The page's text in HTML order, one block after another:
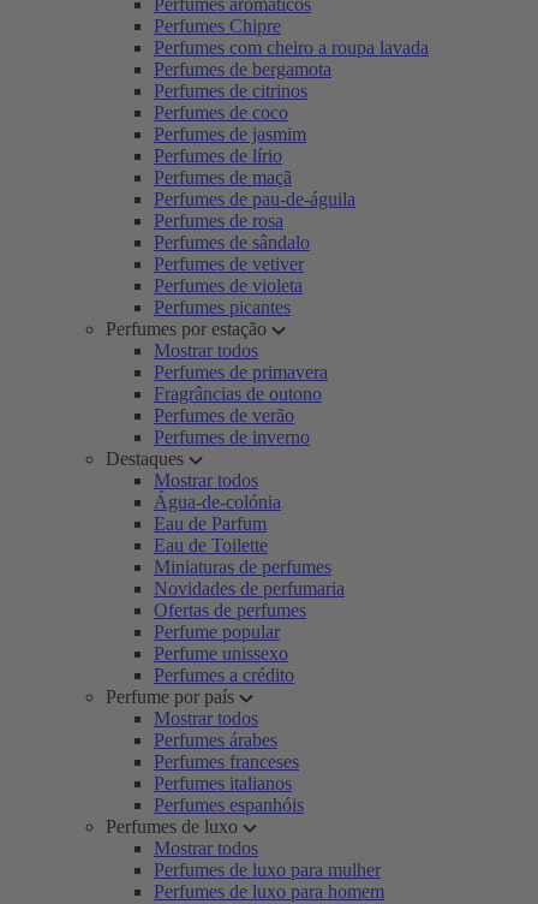
Perfumes aromáticos
Perfumes Chipre
Perfumes com cheiro a roupa lavada
Perfumes de bergamota
Perfumes de citrinos
Perfumes de coco
Perfumes de jasmim
Perfumes de lírio
Perfumes de maçã
Perfumes de pau-de-águila
Perfumes de rosa
Perfumes de sândalo
Perfumes de vetiver
Perfumes de violeta
Perfumes picantes
Perfumes por estação
Mostrar todos
Perfumes de primavera
Fragrâncias de outono
Perfumes de verão
Perfumes de inverno
Destaques
Mostrar todos
Água-de-colónia
Eau de Parfum
Eau de Toilette
Miniaturas de perfumes
Novidades de perfumaria
Ofertas de perfumes
Perfume popular
Perfume unissexo
Perfumes a crédito
Perfume por país
Mostrar todos
Perfumes árabes
Perfumes franceses
Perfumes italianos
Perfumes espanhóis
Perfumes de luxo
Mostrar todos
Perfumes de luxo para mulher
Perfumes de luxo para homem